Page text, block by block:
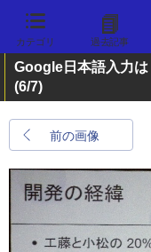
カテゴリ 過去記事
Google日本語入力は
(6/7)
前の画像